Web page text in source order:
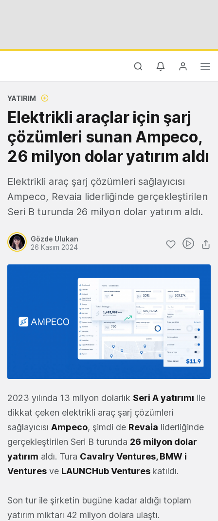
YATIRIM
Elektrikli araçlar için şarj
çözümleri sunan Ampeco,
26 milyon dolar yatırım aldı
Elektrikli araç şarj çözümleri sağlayıcısı
Ampeco, Revaia liderliğinde gerçekleştirilen
Seri B turunda 26 milyon dolar yatırım aldı.
Gözde Ulukan
26 Kasım 2024
2023 yılında 13 milyon dolarlık Seri A yatırımı ile
dikkat çeken elektrikli araç şarj çözümleri
sağlayıcısı Ampeco, şimdi de Revaia liderliğinde
gerçekleştirilen Seri B turunda 26 milyon dolar
yatırım aldı. Tura Cavalry Ventures, BMW i
Ventures ve LAUNCHub Ventures katıldı.
Son tur ile şirketin bugüne kadar aldığı toplam
yatırım miktarı 42 milyon dolara ulaştı.